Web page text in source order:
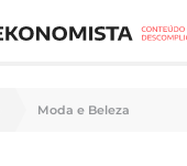
Pessoais
Moda e Beleza